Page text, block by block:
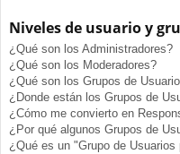
Niveles de usuario y
¿Qué son los Administradores?
¿Qué son los Moderadores?
¿Qué son los Grupos de
¿Donde están los Grupos de
¿Cómo me convierto en
¿Por qué algunos Grupos de
¿Qué es un "Grupo de Usuarios